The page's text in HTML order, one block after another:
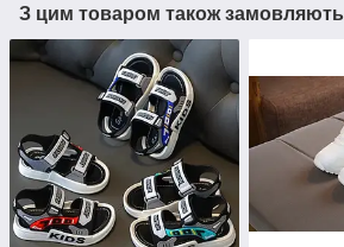
З цим товаром також замовляють